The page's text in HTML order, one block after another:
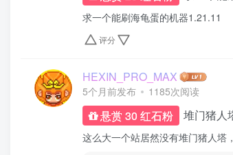
求一个能刷海龟蛋的机器1.21.11
评分
HEXIN_PRO_MAX
5个月前发布 1185次阅读
悬赏 30 红石粉 堆门猪人
这么大一个站居然没有堆门猪人塔